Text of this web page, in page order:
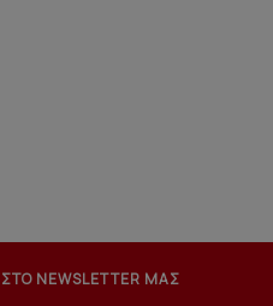
NEWSLETTER ΜΑΣ